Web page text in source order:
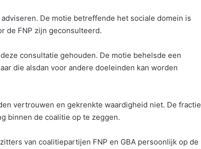
De motie betreffende het sociale domein is
de FNP zijn geconsulteerd.
consultatie gehouden. De motie behelsde een
die alsdan voor andere doeleinden kan worden
vertrouwen en gekrenkte waardigheid niet. De fractie
binnen de coalitie op te zeggen.
van coalitiepartijen FNP en GBA persoonlijk op de